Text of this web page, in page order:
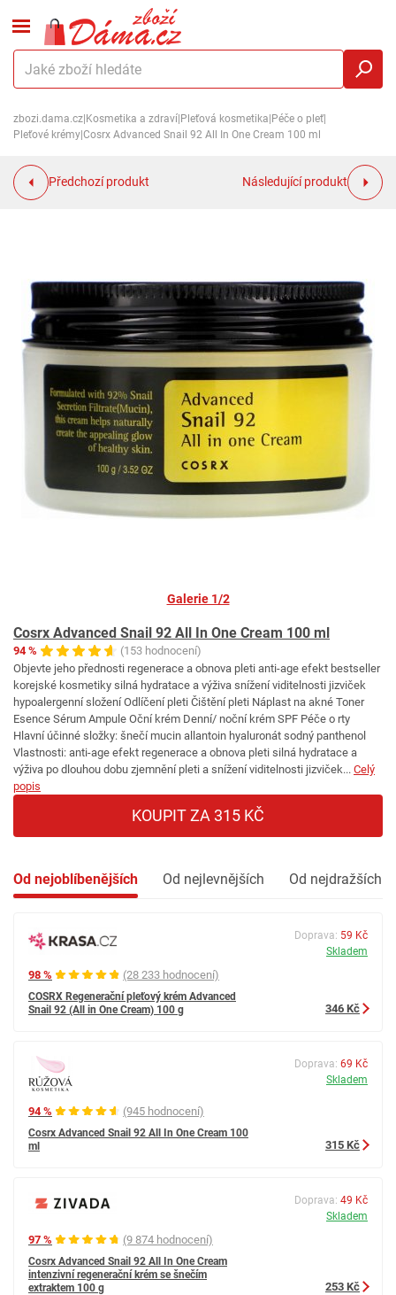
zbozi.dama.cz Kosmetika a zdraví Pleťová kosmetika Péče o pleť|
Pleťové krémy Cosrx Advanced Snail 92 All In One Cream 100 ml
Předchozí produkt Následující produkt
Galerie 1/2
Cosrx Advanced Snail 92 All In One Cream 100 ml
94 %
(153 hodnocení)
Objevte jeho přednosti regenerace a obnova pleti anti-age efekt bestseller
korejské kosmetiky silná hydratace a výživa snížení viditelnosti jizviček
hypoalergenní složení Odlíčení pleti Čištění pleti Náplast na akné Toner
Esence Sérum Ampule Oční krém Denní/ noční krém SPF Péče o rty
Hlavní účinné složky: šnečí mucin allantoin hyaluronát sodný panthenol
Vlastnosti: anti-age efekt regenerace a obnova pleti silná hydratace a
výživa po dlouhou dobu zjemnění pleti a snížení viditelnosti jizviček... Celý
popis
KOUPIT ZA 315 KČ
Od nejoblíbenějších Od nejlevnějších Od nejdražších
98 % (28 233 hodnocení)
COSRX Regenerační pleťový krém Advanced
Snail 92 (All in One Cream) 100 g
Doprava: 59 Kč
Skladem
346 Kč
94 % (945 hodnocení)
Cosrx Advanced Snail 92 All In One Cream 100
ml
Doprava: 69 Kč
Skladem
315 Kč
97 % (9 874 hodnocení)
Cosrx Advanced Snail 92 All In One Cream
intenzivní regenerační krém se šnečím
extraktem 100 g
Doprava: 49 Kč
Skladem
253 Kč